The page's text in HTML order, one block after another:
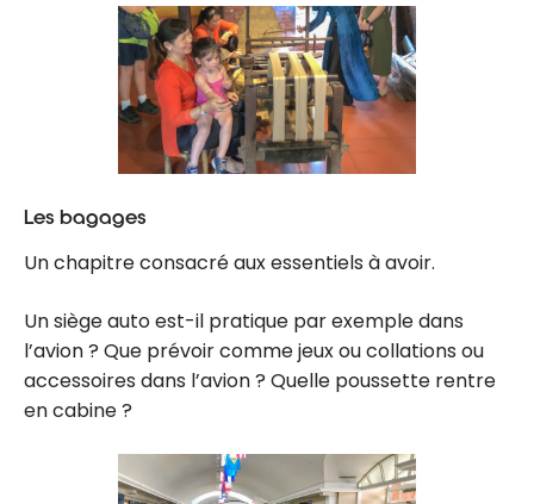
Les bagages
Un chapitre consacré aux essentiels à avoir.
Un siège auto est-il pratique par exemple dans
l’avion ? Que prévoir comme jeux ou collations ou
accessoires dans l’avion ? Quelle poussette rentre
en cabine ?